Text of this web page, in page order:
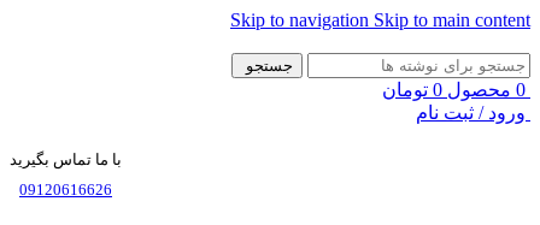
Skip to navigation Skip to main content
جستجو
0 محصول 0 تومان
ورود / ثبت نام
با ما تماس بگیرید
09120616626